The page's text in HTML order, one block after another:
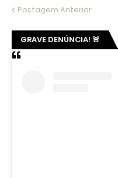
Postagem Anterior
GRAVE DENÚNCIA! 🚨